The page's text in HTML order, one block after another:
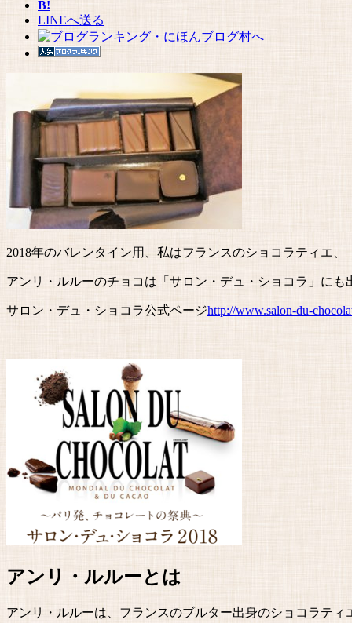
B!
LINEへ送る
2018年のバレンタイン用、私はフランスのショコラティエ、
アンリ・ルルーのチョコは「サロン・デュ・ショコラ」にも
サロン・デュ・ショコラ公式ページhttp://www.salon-du-
アンリ・ルルーとは
アンリ・ルルーは、フランスのブルター出身のショコラティ